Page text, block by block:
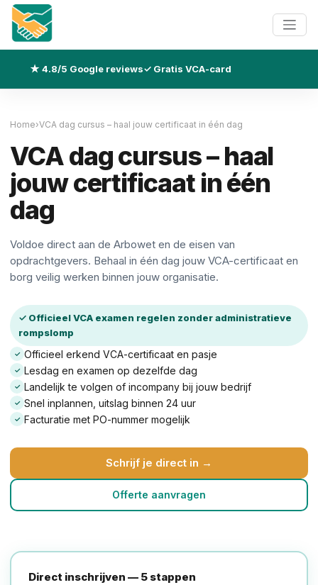
★ 4.8/5 Google reviews✓ Gratis VCA-card
Home›VCA dag cursus – haal jouw certificaat in één dag
VCA dag cursus – haal
jouw certificaat in één
dag
Voldoe direct aan de Arbowet en de eisen van
opdrachtgevers. Behaal in één dag jouw VCA-certificaat en
borg veilig werken binnen jouw organisatie.
✓ Officieel VCA examen regelen zonder administratieve
rompslomp
✓ Officieel erkend VCA-certificaat en pasje
✓ Lesdag en examen op dezelfde dag
✓ Landelijk te volgen of incompany bij jouw bedrijf
✓ Snel inplannen, uitslag binnen 24 uur
✓ Facturatie met PO-nummer mogelijk
Schrijf je direct in →
Offerte aanvragen
Direct inschrijven — 5 stappen